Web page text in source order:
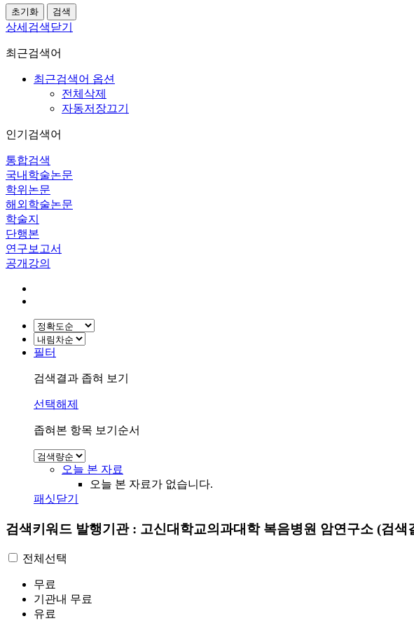
상세검색닫기
최근검색어
최근검색어 옵션
전체삭제
자동저장끄기
인기검색어
통합검색
국내학술논문
학위논문
해외학술논문
학술지
단행본
연구보고서
공개강의
필터
검색결과 좁혀 보기
선택해제
좁혀본 항목 보기순서
오늘 본 자료
오늘 본 자료가 없습니다.
패싯닫기
검색키워드 발행기관 : 고신대학교의과대학 복음병원 암연구소 (검색
전체선택
무료
기관내 무료
유료